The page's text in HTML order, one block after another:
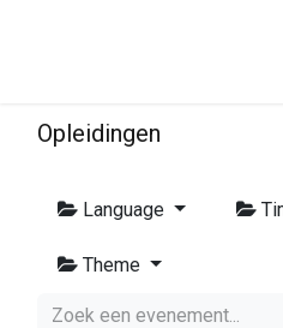
Opleidingen
Language
Theme